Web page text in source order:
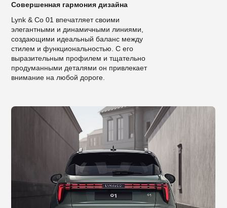
Совершенная гармония дизайна
Lynk & Co 01 впечатляет своими
элегантными и динамичными линиями,
создающими идеальный баланс между
стилем и функциональностью. С его
выразительным профилем и тщательно
продуманными деталями он привлекает
внимание на любой дороге.